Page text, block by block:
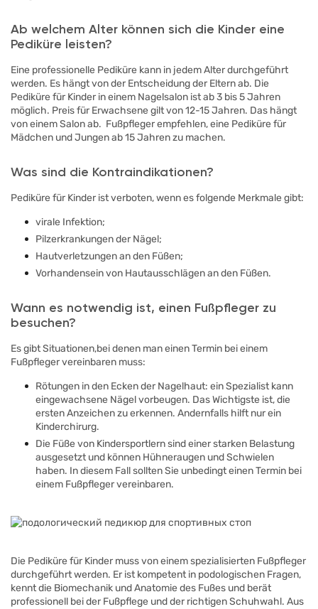
Ab welchem Alter können sich die Kinder eine
Pediküre leisten?
Eine professionelle Pediküre kann in jedem Alter durchgeführt
werden. Es hängt von der Entscheidung der Eltern ab. Die
Pediküre für Kinder in einem Nagelsalon ist ab 3 bis 5 Jahren
möglich. Preis für Erwachsene gilt von 12-15 Jahren. Das hängt
von einem Salon ab. Fußpfleger empfehlen, eine Pediküre für
Mädchen und Jungen ab 15 Jahren zu machen.
Was sind die Kontraindikationen?
Pediküre für Kinder ist verboten, wenn es folgende Merkmale gibt:
virale Infektion;
Pilzerkrankungen der Nägel;
Hautverletzungen an den Füßen;
Vorhandensein von Hautausschlägen an den Füßen.
Wann es notwendig ist, einen Fußpfleger zu
besuchen?
Es gibt Situationen,bei denen man einen Termin bei einem
Fußpfleger vereinbaren muss:
Rötungen in den Ecken der Nagelhaut: ein Spezialist kann
eingewachsene Nägel vorbeugen. Das Wichtigste ist, die
ersten Anzeichen zu erkennen. Andernfalls hilft nur ein
Kinderchirurg.
Die Füße von Kindersportlern sind einer starken Belastung
ausgesetzt und können Hühneraugen und Schwielen
haben. In diesem Fall sollten Sie unbedingt einen Termin bei
einem Fußpfleger vereinbaren.
Die Pediküre für Kinder muss von einem spezialisierten Fußpfleger
durchgeführt werden. Er ist kompetent in podologischen Fragen,
kennt die Biomechanik und Anatomie des Fußes und berät
professionell bei der Fußpflege und der richtigen Schuhwahl. Aus